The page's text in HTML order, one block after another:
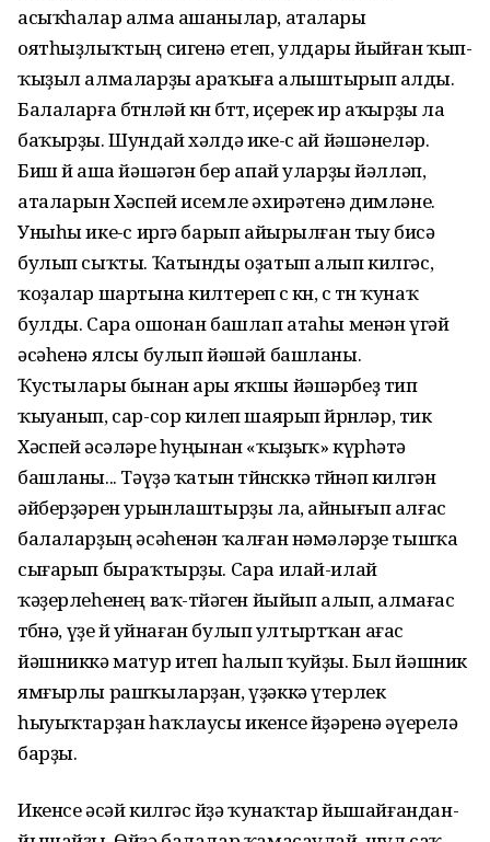
асыҡһалар алма ашанылар, аталары
оятһыҙлыҡтың сигенә етеп, улдары йыйған ҡып-
ҡыҙыл алмаларҙы араҡыға алыштырып алды.
Балаларға бөтөнләй көн бөттө, иҫерек ир аҡырҙы ла
баҡырҙы. Шундай хәлдә ике-өс ай йәшәнеләр.
Биш өй аша йәшәгән бер апай уларҙы йәлләп,
аталарын Хәспей исемле әхирәтенә димләне.
Уныһы ике-өс иргә барып айырылған тыу бисә
булып сыҡты. Ҡатынды оҙатып алып килгәс,
ҡоҙалар шартына килтереп өс көн, өс төн ҡунаҡ
булды. Сара ошонан башлап атаһы менән үгәй
әсәһенә ялсы булып йәшәй башланы.
Ҡустылары бынан ары яҡшы йәшәрбеҙ тип
ҡыуанып, сар-сор килеп шаярып йөрөнөләр, тик
Хәспей әсәләре һуңынан «ҡыҙыҡ» күрһәтә
башланы... Тәүҙә ҡатын төйөнсөккә төйнәп килгән
әйберҙәрен урынлаштырҙы ла, айнығып алғас
балаларҙың әсәһенән ҡалған нәмәләрҙе тышҡа
сығарып быраҡтырҙы. Сара илай-илай
ҡәҙерлеһенең ваҡ-төйәген йыйып алып, алмағас
төбөнә, үҙе өй уйнаған булып ултыртҡан ағас
йәшниккә матур итеп һалып ҡуйҙы. Был йәшник
ямғырлы рашҡыларҙан, үҙәккә үтерлек
һыуыҡтарҙан һаҡлаусы икенсе өйҙәренә әүерелә
барҙы.
Икенсе әсәй килгәс өйҙә ҡунаҡтар йышайғандан-